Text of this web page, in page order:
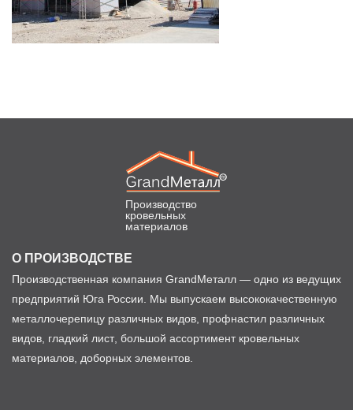
Производство
кровельных
материалов
О ПРОИЗВОДСТВЕ
Производственная компания GrandМеталл — одно из ведущих
предприятий Юга России. Мы выпускаем высококачественную
металлочерепицу различных видов, профнастил различных
видов, гладкий лист, большой ассортимент кровельных
материалов, доборных элементов.